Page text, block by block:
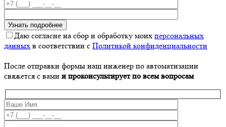
Даю согласие на сбор и обработку моих персональных
данных в соответствии с Политикой конфиденциальности
После отправки формы наш инженер по автоматизации
свяжется с вами и проконсультирует по всем вопросам